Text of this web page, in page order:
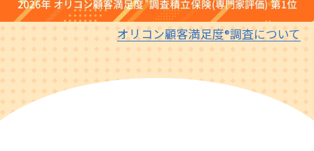
オリコン顧客満足度®調査について